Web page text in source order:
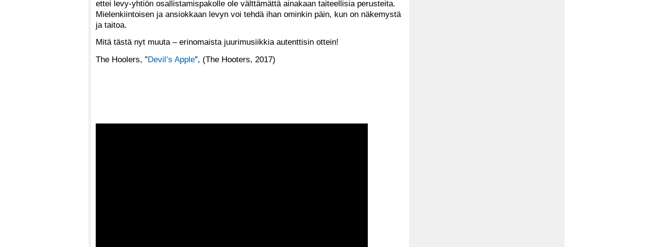
ettei levy-yhtiön osallistamispakolle ole välttämättä ainakaan taiteellisia perusteita.
Mielenkiintoisen ja ansiokkaan levyn voi tehdä ihan ominkin päin, kun on näkemystä
ja taitoa.
Mitä tästä nyt muuta – erinomaista juurimusiikkia autenttisin ottein!
The Hoolers, ”Devil’s Apple”, (The Hooters, 2017)